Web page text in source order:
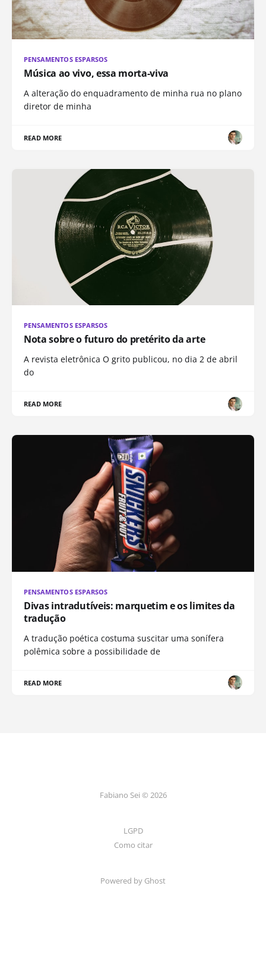
PENSAMENTOS ESPARSOS
Música ao vivo, essa morta-viva
A alteração do enquadramento de minha rua no plano
diretor de minha
READ MORE
PENSAMENTOS ESPARSOS
Nota sobre o futuro do pretérito da arte
A revista eletrônica O grito publicou, no dia 2 de abril
do
READ MORE
PENSAMENTOS ESPARSOS
Divas intradutíveis: marquetim e os limites da
tradução
A tradução poética costuma suscitar uma sonífera
polêmica sobre a possibilidade de
READ MORE
Fabiano Sei © 2026
LGPD
Como citar
Powered by Ghost